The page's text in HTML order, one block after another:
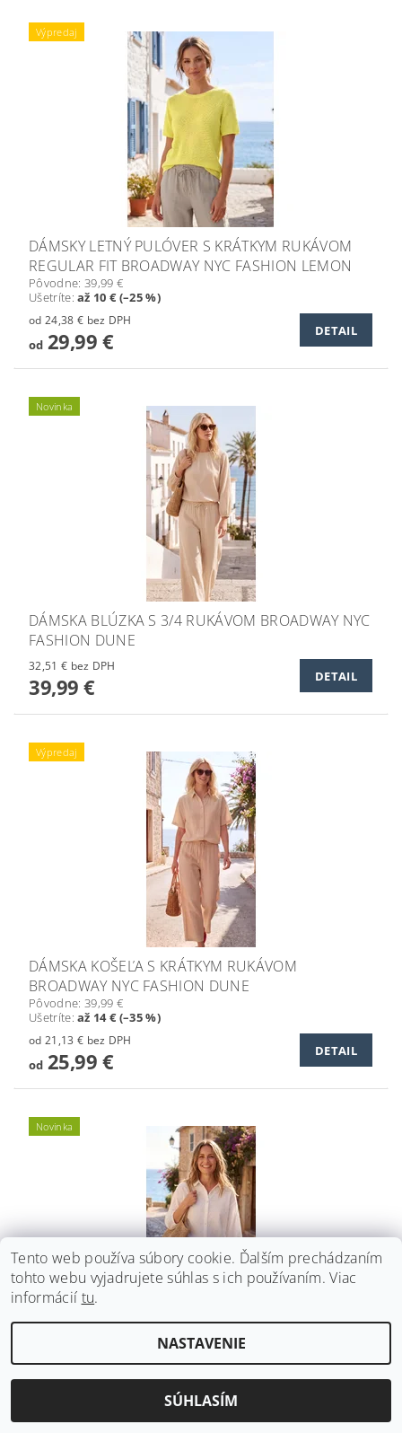
Výpredaj
DÁMSKY LETNÝ PULÓVER S KRÁTKYM RUKÁVOM
REGULAR FIT BROADWAY NYC FASHION LEMON
Pôvodne: 39,99 €
Ušetríte:až 10 € (–25 %)
od 24,38 € bez DPH
od29,99 € DETAIL
Novinka
DÁMSKA BLÚZKA S 3/4 RUKÁVOM BROADWAY NYC
FASHION DUNE
32,51 € bez DPH
39,99 € DETAIL
Výpredaj
DÁMSKA KOŠEĽA S KRÁTKYM RUKÁVOM
BROADWAY NYC FASHION DUNE
Pôvodne: 39,99 €
Ušetríte:až 14 € (–35 %)
od 21,13 € bez DPH
od25,99 € DETAIL
Novinka
DÁMSKA VYŠÍVANÁ MADEIROVÁ BLÚZKA S 3/4
RUKÁVOM BROADWAY NYC FASHION SOFT WHITE
Tento web používa súbory cookie. Ďalším prechádzaním
tohto webu vyjadrujete súhlas s ich používaním. Viac
informácií tu.
NASTAVENIE
SÚHLASÍM